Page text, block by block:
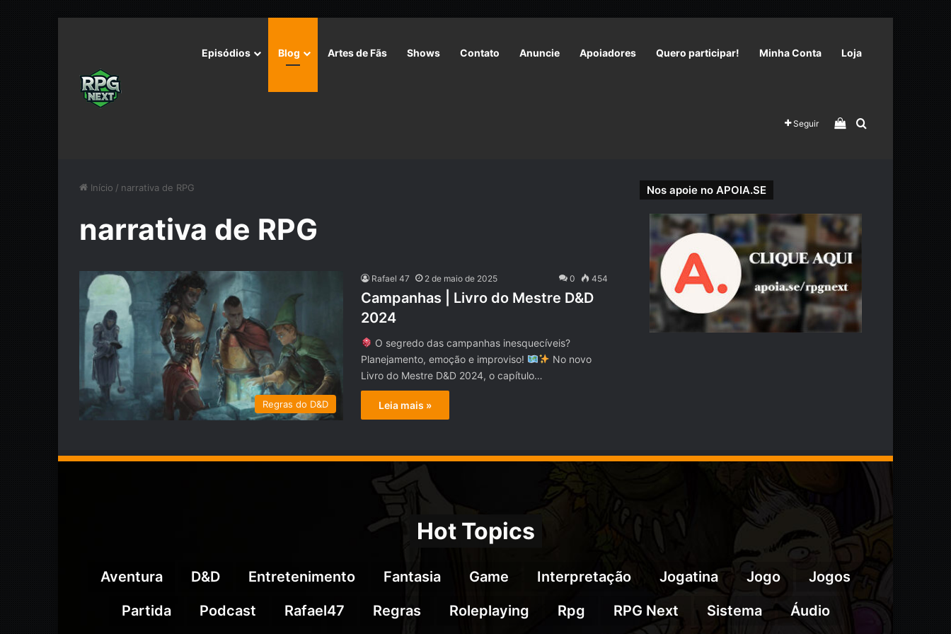
Episódios Blog Artes de Fãs Shows Contato Anuncie Apoiadores Quero participar! Minha Conta Loja
Seguir Veja seu carrinho
Procurar por
Início / narrativa de RPG
narrativa de RPG
Regras do D&D
Rafael 47 2 de maio de 2025 0 454
Campanhas | Livro do Mestre D&D
2024
O segredo das campanhas inesquecíveis?
Planejamento, emoção e improviso!
No novo
Livro do Mestre D&D 2024, o capítulo…
Leia mais »
Nos apoie no APOIA.SE
Hot Topics
Aventura D&D Entretenimento Fantasia Game Interpretação Jogatina Jogo
Jogos
Partida
Podcast Rafael47 Regras Roleplaying Rpg RPG Next Sistema Áudio